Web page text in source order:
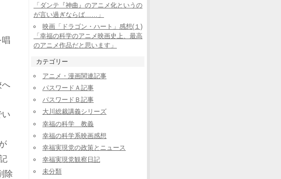
へ
除
「ダンテ『神曲』のアニメ化というの
が言い過ぎならば……」
映画「ドラゴン・ハート」感想(１)
「幸福の科学のアニメ映画史上、最高
のアニメ作品だと思います」
カテゴリー
アニメ・漫画関連記事
パスワードＡ記事
パスワードＢ記事
大川総裁講義シリーズ
幸福の科学 教義
幸福の科学系映画感想
幸福実現党の政策とニュース
幸福実現党観察日記
未分類